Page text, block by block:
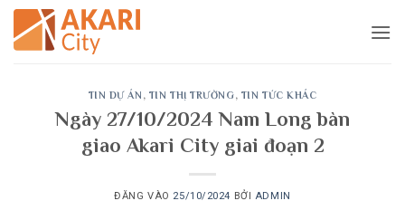
Bỏ
qua
nội
TIN DỰ ÁN , TIN THỊ TRƯỜNG, TIN TỨC KHÁC
Ngày 27/10/2024 Nam Long bàn
giao Akari City giai đoạn 2
ĐĂNG VÀO 25/10/2024 BỞI ADMIN